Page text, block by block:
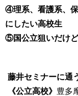
④理系、看護系、
にしたい高校生
⑤国公立狙いだけ
藤井セミナーに通
《公立高校》 豊多